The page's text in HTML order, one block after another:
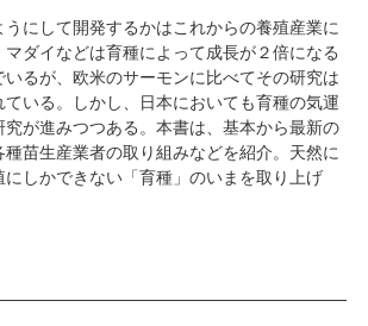
にして開発するかはこれからの養殖産業に
マダイなどは育種によって成長が２倍になる
いるが、欧米のサーモンに比べてその研究は
いる。しかし、日本においても育種の気運
が進みつつある。本書は、基本から最新の
苗生産業者の取り組みなどを紹介。天然に
にしかできない「育種」のいまを取り上げ